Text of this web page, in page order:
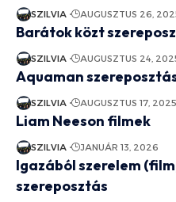
SZILVIA AUGUSZTUS 26,
Barátok közt
SZILVIA AUGUSZTUS 24,
Aquaman
SZILVIA AUGUSZTUS 17, 2025
Liam Neeson filmek
SZILVIA JANUÁR 13, 2026
Igazából szerelem
szereposztás